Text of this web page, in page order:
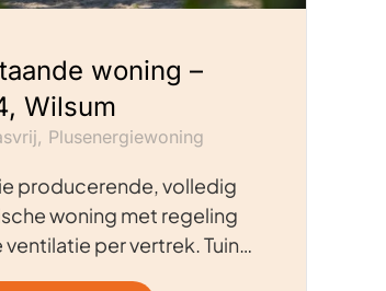
woning –
Wilsum
Plusenergiewoning
producerende, volledig
woning met regeling
ventilatie per vertrek. Tuin…